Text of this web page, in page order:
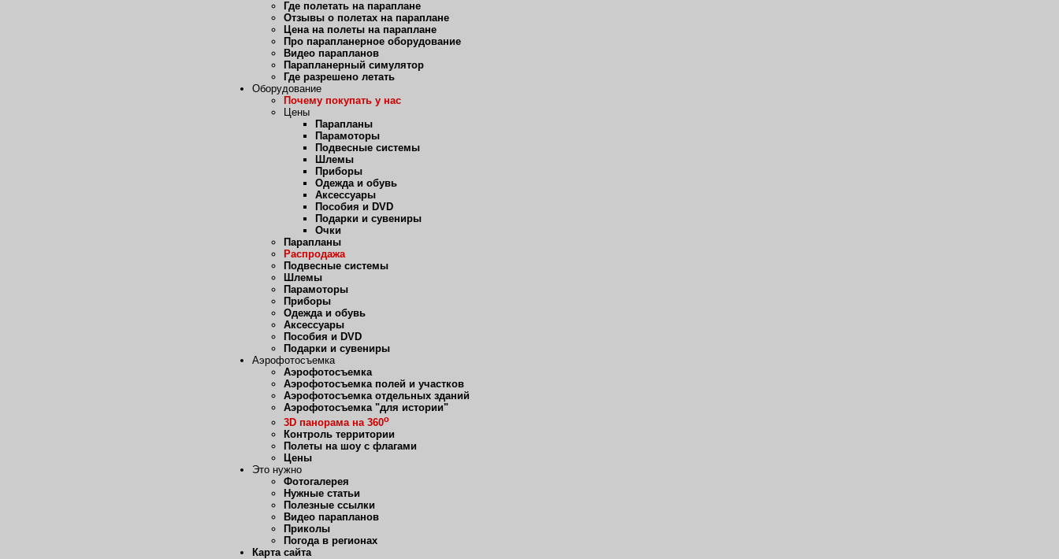
Где полетать на параплане
Отзывы о полетах на параплане
Цена на полеты на параплане
Про парапланерное оборудование
Видео парапланов
Парапланерный симулятор
Где разрешено летать
Оборудование
Почему покупать у нас
Цены
Парапланы
Парамоторы
Подвесные системы
Шлемы
Приборы
Одежда и обувь
Аксессуары
Пособия и DVD
Подарки и сувениры
Очки
Парапланы
Распродажа
Подвесные системы
Шлемы
Парамоторы
Приборы
Одежда и обувь
Аксессуары
Пособия и DVD
Подарки и сувениры
Аэрофотосъемка
Аэрофотосъемка
Аэрофотосъемка полей и участков
Аэрофотосъемка отдельных зданий
Аэрофотосъемка "для истории"
3D панорама на 360о
Контроль территории
Полеты на шоу с флагами
Цены
Это нужно
Фотогалерея
Нужные статьи
Полезные ссылки
Видео парапланов
Приколы
Погода в регионах
Карта сайта